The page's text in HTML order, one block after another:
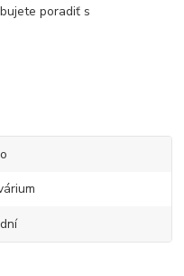
poradiť s